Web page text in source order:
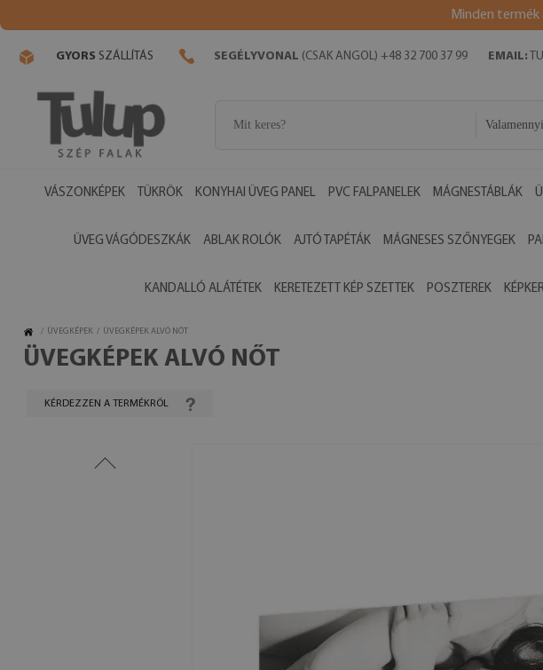
Minden termék
GYORS SZÁLLÍTÁS SEGÉLYVONAL (CSAK ANGOL) +48 32 700 37 99 EMAIL:
Valamennyi
VÁSZONKÉPEK TÜKRÖK KONYHAI ÜVEG PANEL PVC FALPANELEK MÁGNESTÁBLÁK
ÜVEG VÁGÓDESZKÁK ABLAK ROLÓK AJTÓ TAPÉTÁK MÁGNESES SZŐNYEGEK
KANDALLÓ ALÁTÉTEK KERETEZETT KÉP SZETTEK POSZTEREK
/ ÜVEGKÉPEK / ÜVEGKÉPEK ALVÓ NŐT
ÜVEGKÉPEK ALVÓ NŐT
KÉRDEZZEN A TERMÉKRŐL